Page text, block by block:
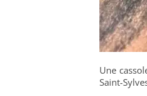
Une
Saint-